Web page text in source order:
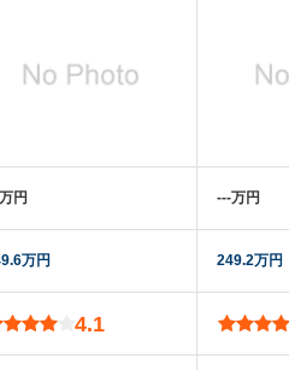
万円
万円
4.1
‐‐‐万円
249.2万円